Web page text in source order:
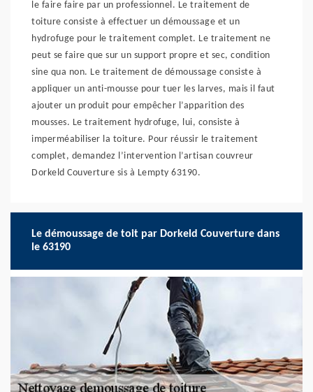
le faire faire par un professionnel. Le traitement de
toiture consiste à effectuer un démoussage et un
hydrofuge pour le traitement complet. Le traitement ne
peut se faire que sur un support propre et sec, condition
sine qua non. Le traitement de démoussage consiste à
appliquer un anti-mousse pour tuer les larves, mais il faut
ajouter un produit pour empêcher l’apparition des
mousses. Le traitement hydrofuge, lui, consiste à
imperméabiliser la toiture. Pour réussir le traitement
complet, demandez l’intervention l’artisan couvreur
Dorkeld Couverture sis à Lempty 63190.
Le démoussage de toit par Dorkeld Couverture dans
le 63190